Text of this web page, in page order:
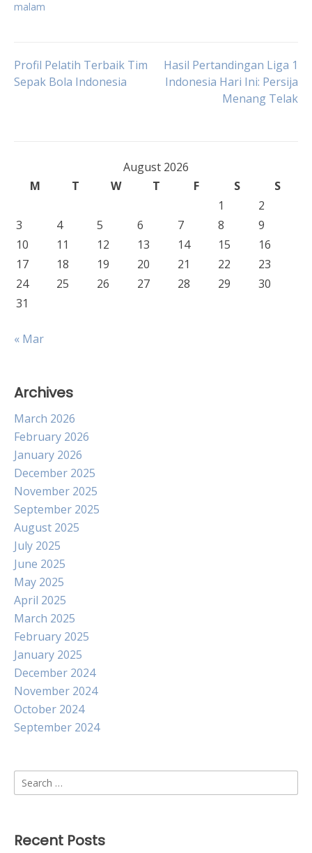
malam
Post
Profil Pelatih Terbaik Tim
Sepak Bola Indonesia
Hasil Pertandingan Liga 1
Indonesia Hari Ini: Persija
Menang Telak
August 2026
M
T W T F S
S
1
2
3
4 5 6 7 8
9
10
11 12 13 14 15
16
17
18 19 20 21 22
23
24
25 26 27 28 29
30
31
« Mar
Archives
March 2026
February 2026
January 2026
December 2025
November 2025
September 2025
August 2025
July 2025
June 2025
May 2025
April 2025
March 2025
February 2025
January 2025
December 2024
November 2024
October 2024
September 2024
Search
for:
Recent Posts